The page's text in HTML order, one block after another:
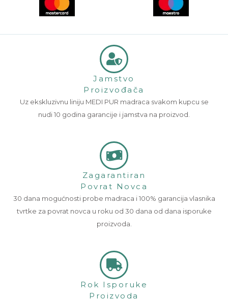
Jamstvo
Proizvođača
Uz ekskluzivnu liniju MEDI PUR madraca svakom kupcu se
nudi 10 godina garancije i jamstva na proizvod.
Zagarantiran
Povrat Novca
30 dana mogućnosti probe madraca i 100% garancija vlasnika
tvrtke za povrat novca u roku od 30 dana od dana isporuke
proizvoda.
Rok Isporuke
Proizvoda